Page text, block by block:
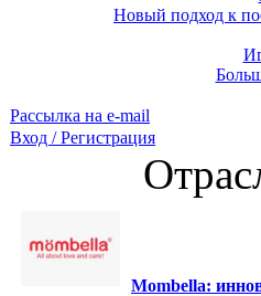
Новый подход к
Рассылка на e-mail
Вход / Регистрация
Mombella: